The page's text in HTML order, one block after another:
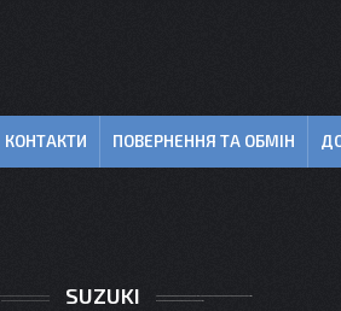
КОНТАКТИ ПОВЕРНЕННЯ ТА ОБМІН
SUZUKI